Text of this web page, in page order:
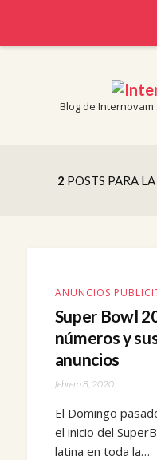
Blog de Internovam
2 POSTS PARA
ANUNCIOS
Super Bowl
números y
anuncios
febrero 8, 2020
El Domingo
el inicio del
latina en toda la…